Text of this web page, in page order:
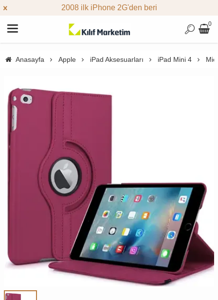
2008 ilk iPhone 2G'den beri
0
Anasayfa Apple iPad Aksesuarları iPad Mini 4